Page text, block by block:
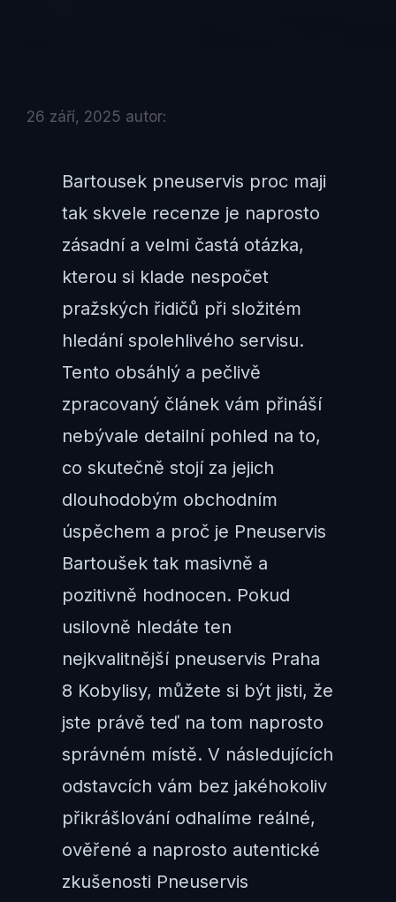
26 září, 2025 autor:
Bartousek pneuservis proc maji
tak skvele recenze je naprosto
zásadní a velmi častá otázka,
kterou si klade nespočet
pražských řidičů při složitém
hledání spolehlivého servisu.
Tento obsáhlý a pečlivě
zpracovaný článek vám přináší
nebývale detailní pohled na to,
co skutečně stojí za jejich
dlouhodobým obchodním
úspěchem a proč je Pneuservis
Bartoušek tak masivně a
pozitivně hodnocen. Pokud
usilovně hledáte ten
nejkvalitnější pneuservis Praha
8 Kobylisy, můžete si být jisti, že
jste právě teď na tom naprosto
správném místě. V následujících
odstavcích vám bez jakéhokoliv
přikrášlování odhalíme reálné,
ověřené a naprosto autentické
zkušenosti Pneuservis